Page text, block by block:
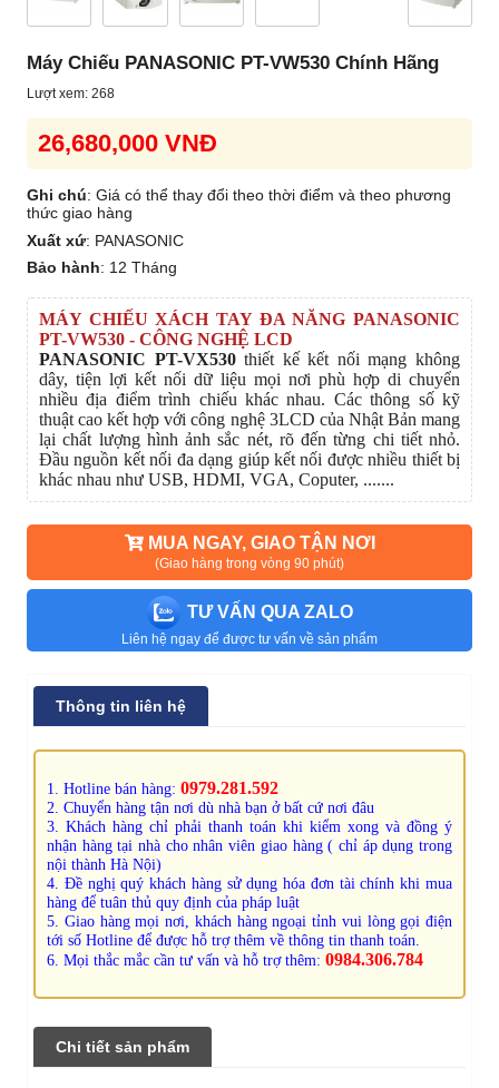
Máy Chiếu PANASONIC PT-VW530 Chính Hãng
Lượt xem: 268
26,680,000 VNĐ
Ghi chú: Giá có thể thay đổi theo thời điểm và theo phương
thức giao hàng
Xuất xứ: PANASONIC
Bảo hành: 12 Tháng
MÁY CHIẾU XÁCH TAY ĐA NĂNG PANASONIC
PT-VW530 - CÔNG NGHỆ LCD
PANASONIC PT-VX530thiết kế kết nối mạng không
dây, tiện lợi kết nối dữ liệu mọi nơi phù hợp di chuyển
nhiều địa điểm trình chiếu khác nhau. Các thông số kỹ
thuật cao kết hợp với công nghệ 3LCD của Nhật Bản mang
lại chất lượng hình ảnh sắc nét, rõ đến từng chi tiết nhỏ.
Đầu nguồn kết nối đa dạng giúp kết nối được nhiều thiết bị
khác nhau như USB, HDMI, VGA, Coputer, .......
MUA NGAY, GIAO TẬN NƠI
(Giao hàng trong vòng 90 phút)
TƯ VẤN QUA ZALO
Liên hệ ngay để được tư vấn về sản phẩm
Thông tin liên hệ
1. Hotline bán hàng: 0979.281.592
2. Chuyển hàng tận nơi dù nhà bạn ở bất cứ nơi đâu
3. Khách hàng chỉ phải thanh toán khi kiểm xong và đồng ý
nhận hàng tại nhà cho nhân viên giao hàng ( chỉ áp dụng trong
nội thành Hà Nội)
4. Đề nghị quý khách hàng sử dụng hóa đơn tài chính khi mua
hàng để tuân thủ quy định của pháp luật
5. Giao hàng mọi nơi, khách hàng ngoại tỉnh vui lòng gọi điện
tới số Hotline để được hỗ trợ thêm về thông tin thanh toán.
6. Mọi thắc mắc cần tư vấn và hỗ trợ thêm: 0984.306.784
Chi tiết sản phẩm